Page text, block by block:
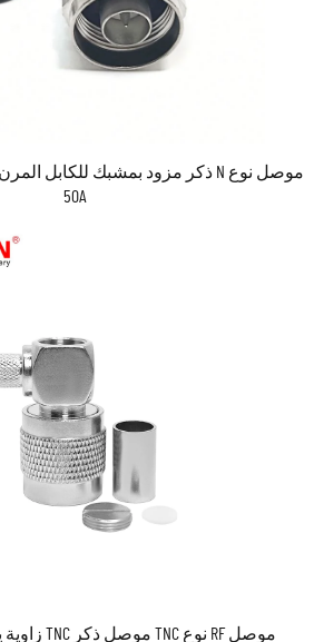
50A
موصل RF نوع TNC موصل ذكر TNC زاوية يمين لكابل WTR240